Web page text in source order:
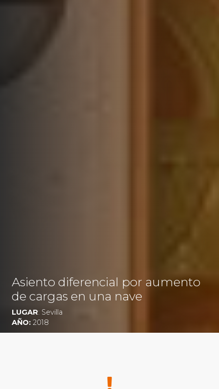
Asiento diferencial por aumento
de cargas en una nave
LUGAR: Sevilla
AÑO: 2018